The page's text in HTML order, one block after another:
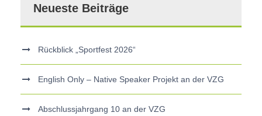
Neueste Beiträge
Rückblick „Sportfest 2026“
English Only – Native Speaker Projekt an der VZG
Abschlussjahrgang 10 an der VZG